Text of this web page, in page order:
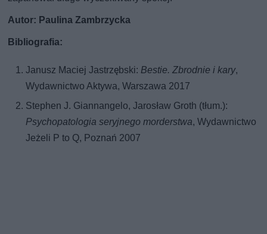
Autor: Paulina Zambrzycka
Bibliografia:
Janusz Maciej Jastrzębski:Bestie. Zbrodnie i kary,
Wydawnictwo Aktywa, Warszawa 2017
Stephen J. Giannangelo, Jarosław Groth (tłum.):
Psychopatologia seryjnego morderstwa, Wydawnictwo
Jeżeli P to Q, Poznań 2007